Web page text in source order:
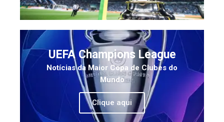
UEFA Champions League
Notícias da Maior Copa de Clubes do
Mundo
Clique aqui